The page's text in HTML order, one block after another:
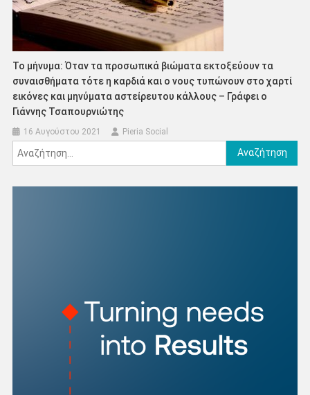
Το μήνυμα: Όταν τα προσωπικά βιώματα εκτοξεύουν τα
συναισθήματα τότε η καρδιά και ο νους τυπώνουν στο χαρτί
εικόνες και μηνύματα αστείρευτου κάλλους – Γράφει ο
Γιάννης Τσαπουρνιώτης
16 Αυγούστου 2021 Pieria Social
Αναζήτηση
για: